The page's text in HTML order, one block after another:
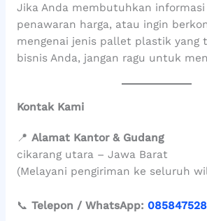
Jika Anda membutuhkan
penawaran harga, atau ingin
mengenai jenis pallet plastik yang
bisnis Anda, jangan ragu untuk
Kontak Kami
📍 Alamat Kantor & Gudang
cikarang utara – Jawa Barat
(Melayani pengiriman ke seluruh
📞 Telepon / WhatsApp: